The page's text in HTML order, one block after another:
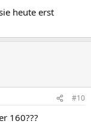
heute erst
#10
160???